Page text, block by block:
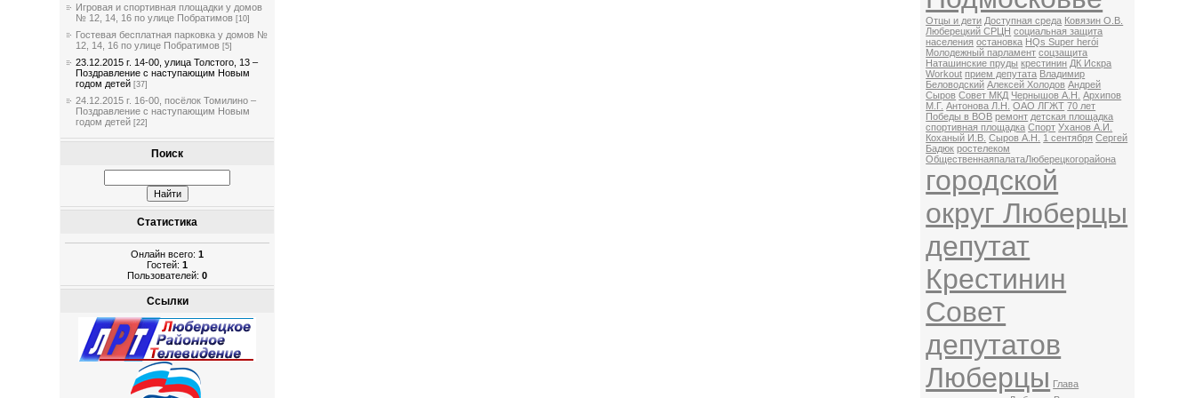
Игровая и спортивная площадки у домов
№ 12, 14, 16 по улице Побратимов [10]
Гостевая бесплатная парковка у домов №
12, 14, 16 по улице Побратимов [5]
23.12.2015 г. 14-00, улица Толстого, 13 –
Поздравление с наступающим Новым
годом детей [37]
24.12.2015 г. 16-00, посёлок Томилино –
Поздравление с наступающим Новым
годом детей [22]
Поиск
Статистика
Онлайн всего:1
Гостей:1
Пользователей:0
Ссылки
Отцы и дети Доступная среда Ковязин О.В.
Люберецкий СРЦН социальная защита
населения остановка HQs Super herói
Молодежный парламент соцзащита
Наташинские пруды крестинин ДК Искра
Workout прием депутата Владимир
Беловодский Алексей Холодов Андрей
Сыров Совет МКД Чернышов А.Н.
Архипов
М.Г. Антонова Л.Н. ОАО ЛГЖТ 70 лет
Победы в ВОВ ремонт детская площадка
спортивная площадка Спорт Уханов А.И.
Коханый И.В. Сыров А.Н. 1 сентября Сергей
Бадюк ростелеком
ОбщественнаяпалатаЛюберецкогорайона
городской
округ Люберцы
депутат
Крестинин
Совет
депутатов
Люберцы Глава